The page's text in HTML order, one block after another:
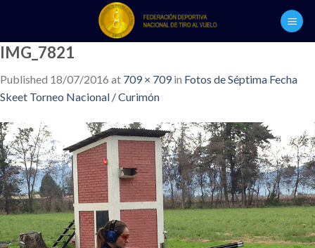
content
IMG_7821
Published 18/07/2016 at 709 × 709in Fotos de Séptima Fecha
Skeet Torneo Nacional / Curimón